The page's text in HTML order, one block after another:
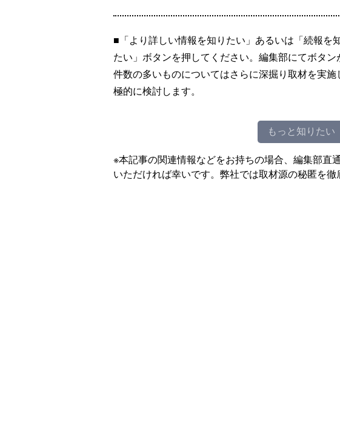
■「より詳しい情報を知りたい」あるいは「続報を
たい」ボタンを押してください。編集部にてボタン
件数の多いものについてはさらに深掘り取材を実
極的に検討します。
もっと知りたい
※本記事の関連情報などをお持ちの場合、編集部直
いただければ幸いです。弊社では取材源の秘匿を徹